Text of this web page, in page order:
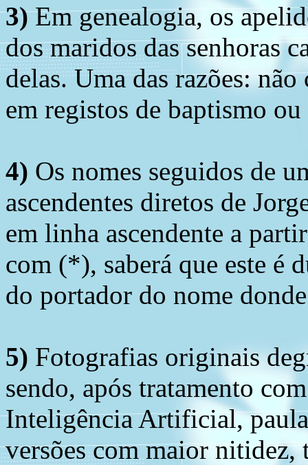
3)Em genealogia, os
dos maridos das senhoras
delas. Uma das razões:
em registos de baptismo
4) Os nomes seguidos de
ascendentes diretos de
em linha ascendente a
com (*), saberá que este é
do portador do nome
5) Fotografias originais
sendo, após tratamento
Inteligência Artificial,
versões com maior nitidez,